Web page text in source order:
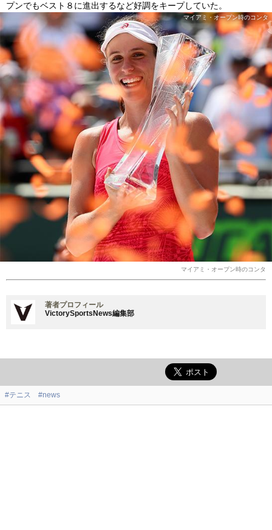
プンでもベスト８に進出するなど好調をキープしていた。
マイアミ・オープン時のコンタ
マイアミ・オープン時のコンタ
著者プロフィール
VictorySportsNews編集部
#テニス #news